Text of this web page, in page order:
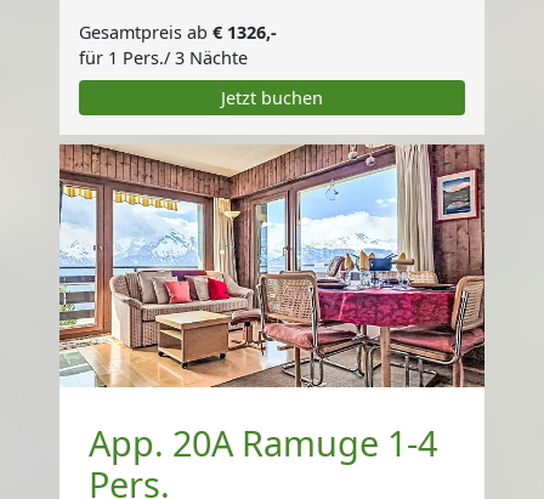
Gesamtpreis ab € 1326,-
für 1 Pers./ 3 Nächte
Jetzt buchen
App. 20A Ramuge 1-4
Pers.